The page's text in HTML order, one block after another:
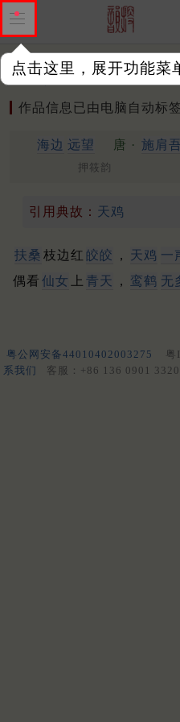
点击这里，展开功能菜
作品 标注四声 出处、引
作品信息已由电脑自动标
海边 远望 唐 · 施肩吾
押筱韵
引用典故： 天鸡
扶桑 枝边红 皎皎 ， 天鸡 一
偶看 仙女 上 青天 ， 鸾鹤 无
粤公网安备44010402003275 粤
系我们
客服：+86 136 0901 3320